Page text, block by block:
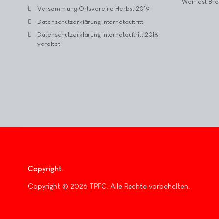
Versammlung Ortsvereine Herbst 2019
Datenschutzerklärung Internetauftritt
Datenschutzerklärung Internetauftritt 2018
veraltet
Weinfest
Copyright
Copyright © 2026 TPFC. Alle Rechte vorbehalten.